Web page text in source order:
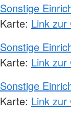
Sonstige
Karte: Link zur
Sonstige
Karte: Link zur
Sonstige
Karte: Link zur